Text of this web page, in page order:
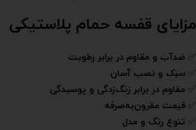
مزایای قفسه حمام پلاستیکی
✅ ضدآب و مقاوم در برابر رطوبت
✅ سبک و نصب آسان
✅ مقاوم در برابر زنگ‌زدگی و پوسیدگی
✅ قیمت مقرون‌به‌صرفه
✅ تنوع رنگ و مدل